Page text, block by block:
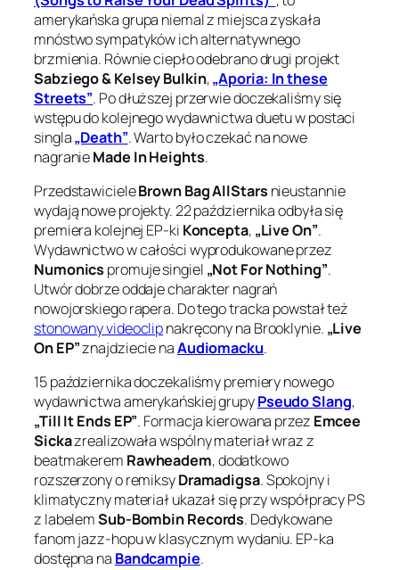
amerykańska grupa niemal z miejsca zyskała
mnóstwo sympatyków ich alternatywnego
brzmienia. Równie ciepło odebrano drugi projekt
Sabziego & Kelsey Bulkin,„Aporia: In these
Streets”. Po dłuższej przerwie doczekaliśmy się
wstępu do kolejnego wydawnictwa duetu w postaci
singla„Death”. Warto było czekać na nowe
nagranieMade In Heights.
PrzedstawicieleBrown Bag AllStars nieustannie
wydają nowe projekty. 22 października odbyła się
premiera kolejnej EP-ki Koncepta, „Live On”.
Wydawnictwo w całości wyprodukowane przez
Numonics promuje singiel „Not For Nothing”.
Utwór dobrze oddaje charakter nagrań
nowojorskiego rapera. Do tego tracka powstał też
stonowany videoclipnakręcony na Brooklynie. „Live
On EP”znajdziecie naAudiomacku.
15 października doczekaliśmy premiery nowego
wydawnictwa amerykańskiej grupyPseudo Slang,
„Till It Ends EP”. Formacja kierowana przez Emcee
Sickazrealizowała wspólny materiał wraz z
beatmakerem Rawheadem, dodatkowo
rozszerzony o remiksyDramadigsa. Spokojny i
klimatyczny materiał ukazał się przy współpracy PS
z labelemSub-Bombin Records. Dedykowane
fanom jazz-hopu w klasycznym wydaniu. EP-ka
dostępna na Bandcampie.